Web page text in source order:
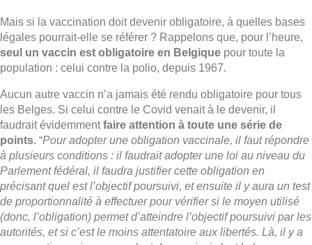
Mais si la vaccination doit devenir obligatoire, à quelles bases
légales pourrait-elle se référer ? Rappelons que, pour l’heure,
seul un vaccin est obligatoire en Belgique pour toute la
population : celui contre la polio, depuis 1967.
Aucun autre vaccin n’a jamais été rendu obligatoire pour tous
les Belges. Si celui contre le Covid venait à le devenir, il
faudrait évidemmentfaire attention à toute une série de
points. “Pour adopter une obligation vaccinale, il faut répondre
à plusieurs conditions : il faudrait adopter une loi au niveau du
Parlement fédéral, il faudra justifier cette obligation en
précisant quel est l’objectif poursuivi, et ensuite il y aura un test
de proportionnalité à effectuer pour vérifier si le moyen utilisé
(donc, l’obligation) permet d’atteindre l’objectif poursuivi par les
autorités, et si c’est le moins attentatoire aux libertés. Là, il y a